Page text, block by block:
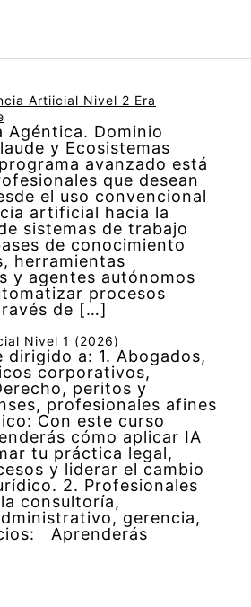
Artiicial Nivel 2 Era
Agéntica. Dominio
y Ecosistemas
avanzado está
que desean
el uso convencional
artificial hacia la
sistemas de trabajo
de conocimiento
herramientas
y agentes autónomos
procesos
de […]
Nivel 1 (2026)
dirigido a: 1. Abogados,
corporativos,
peritos y
profesionales afines
Con este curso
cómo aplicar IA
tu práctica legal,
y liderar el cambio
2. Profesionales
consultoría,
gerencia,
Aprenderás